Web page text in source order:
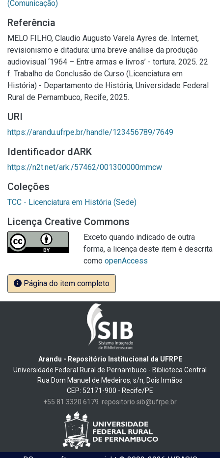
(Comunicação)
Referência
MELO FILHO, Claudio Augusto Varela Ayres de. Internet,
revisionismo e ditadura: uma breve análise da produção
audiovisual ‘1964 – Entre armas e livros’ - tortura. 2025. 22
f. Trabalho de Conclusão de Curso (Licenciatura em
História) - Departamento de História, Universidade Federal
Rural de Pernambuco, Recife, 2025.
URI
https://arandu.ufrpe.br/handle/123456789/7649
Identificador dARK
https://n2t.net/ark:/57462/001300000mmcw
Coleções
TCC - Licenciatura em História (Sede)
Licença Creative Commons
Exceto quando indicado de outra
forma, a licença deste item é descrita
como openAccess
Página do item completo
Arandu - Repositório Institucional da UFRPE
Universidade Federal Rural de Pernambuco - Biblioteca Central
Rua Dom Manuel de Medeiros, s/n, Dois Irmãos
CEP: 52171-900 - Recife/PE
+55 81 3320 6179 repositorio.sib@ufrpe.br